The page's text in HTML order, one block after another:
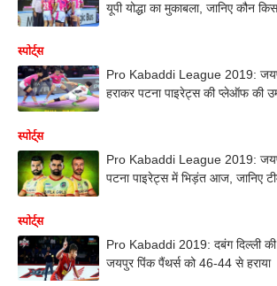
यूपी योद्धा का मुकाबला, जानिए कौन
स्पोर्ट्स
Pro Kabaddi League 2019:
हराकर पटना पाइरेट्स की प्लेऑफ की
स्पोर्ट्स
Pro Kabaddi League 2019:
पटना पाइरेट्स में भिड़ंत आज, जानिए
स्पोर्ट्स
Pro Kabaddi 2019: दबंग दिल्ली की
जयपुर पिंक पैंथर्स को 46-44 से हराया